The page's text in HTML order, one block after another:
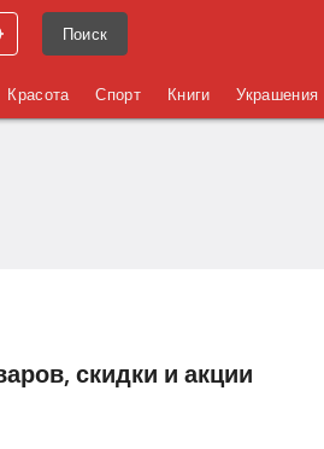
Поиск
Красота Спорт Книги Украшения
скидки и акции